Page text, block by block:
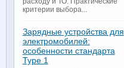
критерии выбора...
Зарядные устройства для
электромобилей:
особенности стандарта
Type 1